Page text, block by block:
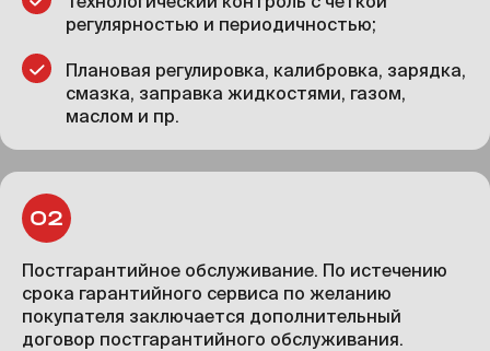
регулярностью и периодичностью;
Плановая регулировка, калибровка, зарядка,
смазка, заправка жидкостями, газом,
маслом и пр.
Постгарантийное обслуживание. По истечению
срока гарантийного сервиса по желанию
покупателя заключается дополнительный
договор постгарантийного обслуживания.